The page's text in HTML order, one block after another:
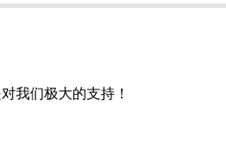
我们极大的支持！